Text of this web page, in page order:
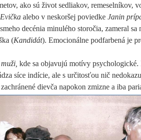
ako sú život sedliakov, remeselníkov,
Evička alebo v neskoršej poviedke Janin
decénia minulého storočia, zameral
(Kandidát). Emocionálne podfarbená je
kde sa objavujú motívy psychologické.
síce indície, ale s určitosťou nič
dievča napokon zmizne a iba